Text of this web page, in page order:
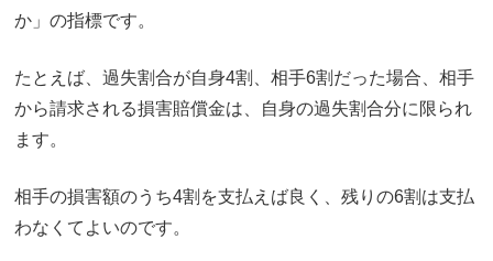
か」の指標です。
たとえば、過失割合が自身4割、相手6割だった場合、 相手
から請求される損害賠償金は、自身の過失割合分に限られ
ます。
相手の損害額のうち4割を支払えば良く、残りの6割は支払
わなくてよいのです。